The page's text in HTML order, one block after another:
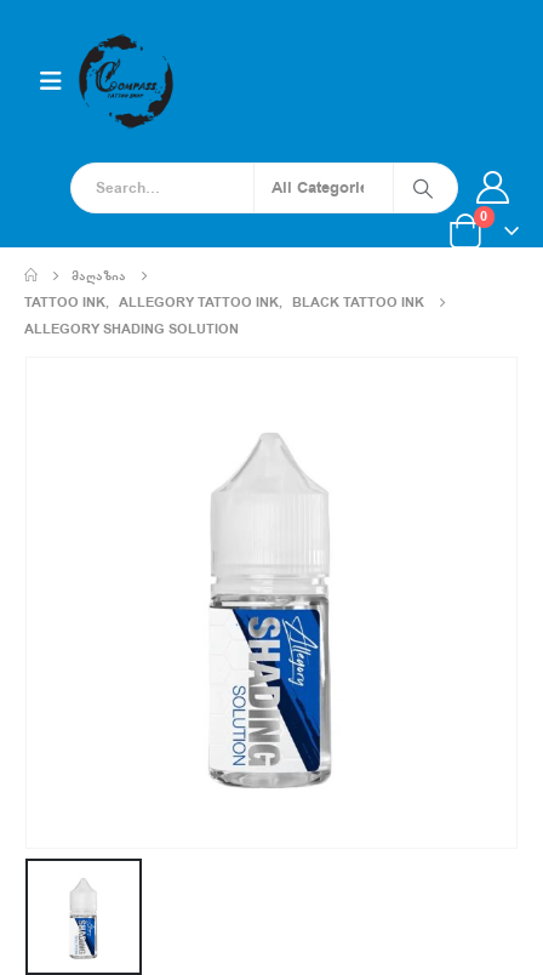
0
ᲛᲐᲦᲐᲖᲘᲐ
TATTOO INK, ALLEGORY TATTOO INK, BLACK TATTOO INK
ALLEGORY SHADING SOLUTION